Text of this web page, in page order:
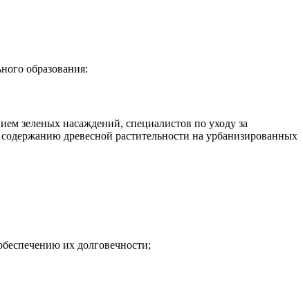
образования:
зеленых насаждений, специалистов по уходу за
древесной растительности на урбанизированных
их долговечности;